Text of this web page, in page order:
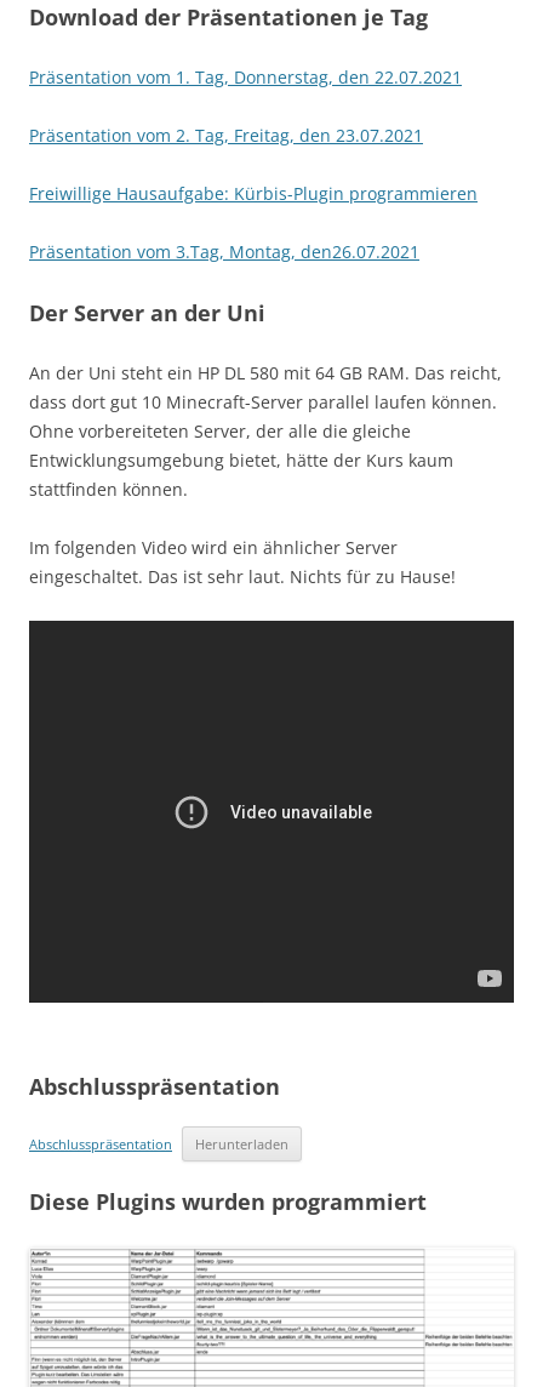
Download der Präsentationen je Tag
Präsentation vom 1. Tag, Donnerstag, den 22.07.2021
Präsentation vom 2. Tag, Freitag, den 23.07.2021
Freiwillige Hausaufgabe: Kürbis-Plugin programmieren
Präsentation vom 3.Tag, Montag, den26.07.2021
Der Server an der Uni
An der Uni steht ein HP DL 580 mit 64 GB RAM. Das reicht,
dass dort gut 10 Minecraft-Server parallel laufen können.
Ohne vorbereiteten Server, der alle die gleiche
Entwicklungsumgebung bietet, hätte der Kurs kaum
stattfinden können.
Im folgenden Video wird ein ähnlicher Server
eingeschaltet. Das ist sehr laut. Nichts für zu Hause!
Abschlusspräsentation
Abschlusspräsentation Herunterladen
Diese Plugins wurden programmiert